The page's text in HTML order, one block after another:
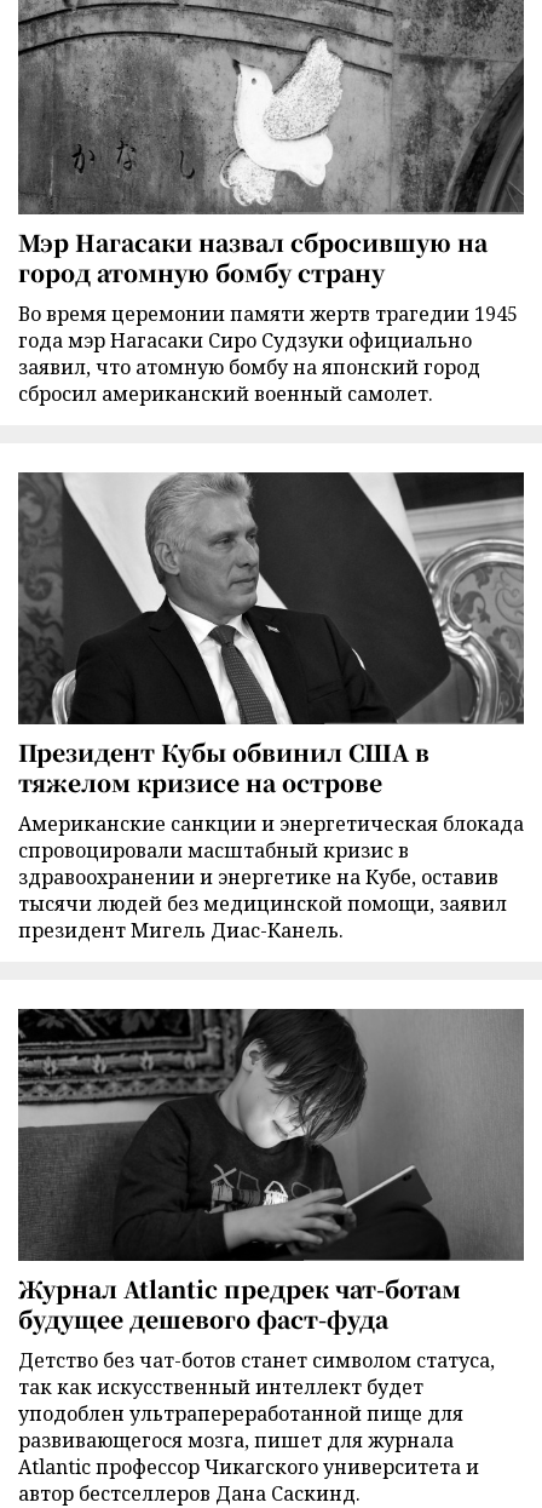
Мэр Нагасаки назвал сбросившую на
город атомную бомбу страну
Во время церемонии памяти жертв трагедии 1945
года мэр Нагасаки Сиро Судзуки официально
заявил, что атомную бомбу на японский город
сбросил американский военный самолет.
Президент Кубы обвинил США в
тяжелом кризисе на острове
Американские санкции и энергетическая блокада
спровоцировали масштабный кризис в
здравоохранении и энергетике на Кубе, оставив
тысячи людей без медицинской помощи, заявил
президент Мигель Диас-Канель.
Журнал Atlantic предрек чат-ботам
будущее дешевого фаст-фуда
Детство без чат-ботов станет символом статуса,
так как искусственный интеллект будет
уподоблен ультрапереработанной пище для
развивающегося мозга, пишет для журнала
Atlantic профессор Чикагского университета и
автор бестселлеров Дана Саскинд.